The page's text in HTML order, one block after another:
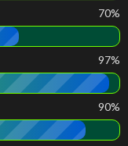
70%
97%
90%